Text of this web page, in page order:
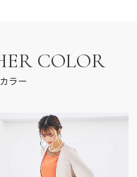
COLOR
ラー